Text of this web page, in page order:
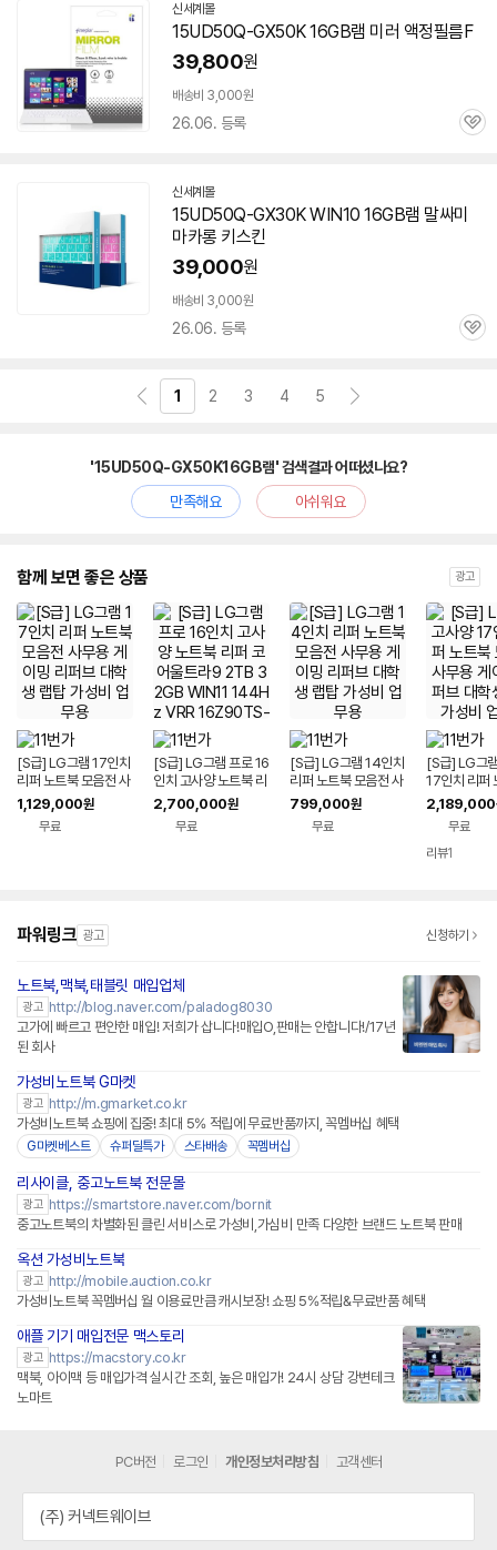
신세계몰
15UD50Q-GX50K 16GB램 미러 액정필름F
39,800원
배송비 3,000원
26.06. 등록
관
신세계몰
15UD50Q-GX30K WIN10 16GB램 말싸미
마카롱 키스킨
39,000원
배송비 3,000원
26.06. 등록
관
1 2 3 4 5
'15UD50Q-GX50K16GB램' 검색결과 어떠셨나요?
만족해요
아쉬워요
함께 보면 좋은 상품 광고
[S급] LG그램 17인치
리퍼 노트북 모음전 사
무용 게이밍 리퍼브 대
학생 랩탑 가성비 업무
1,129,000원
무료
[S급] LG그램 프로 16
인치 고사양 노트북 리
퍼 코어울트라9 2TB
32GB WIN11 144H
z VRR 16Z90TS-G.
2,700,000원
무료
[S급] LG그램 14인치
리퍼 노트북 모음전 사
무용 게이밍 리퍼브 대
학생 랩탑 가성비 업무
799,000원
무료
[S급] LG그
17인치 리퍼
음전 사무용
퍼브 대학생
비 업무용
2,189,000
무료
리뷰1
파워링크 광고 신청하기
노트북,맥북,태블릿 매입업체
광고 http://blog.naver.com/paladog8030
고가에 빠르고 편안한 매입! 저희가 삽니다!매입O,판매는 안합니다!/17년
된 회사
가성비노트북 G마켓
광고 http://m.gmarket.co.kr
가성비노트북 쇼핑에 집중! 최대 5% 적립에 무료반품까지, 꼭멤버십 혜택
G마켓베스트 슈퍼딜특가 스타배송 꼭멤버십
리사이클, 중고노트북 전문몰
광고 https://smartstore.naver.com/bornit
중고노트북의 차별화된 클린 서비스로 가성비,가심비 만족 다양한 브랜드 노트북 판매
옥션 가성비노트북
광고 http://mobile.auction.co.kr
가성비노트북 꼭멤버십 월 이용료만큼 캐시보장! 쇼핑 5%적립&무료반품 혜택
애플 기기 매입전문 맥스토리
광고 https://macstory.co.kr
맥북, 아이맥 등 매입가격 실시간 조회, 높은 매입가! 24시 상담 강변테크
노마트
PC버전 로그인 개인정보처리방침 고객센터
(주) 커넥트웨이브